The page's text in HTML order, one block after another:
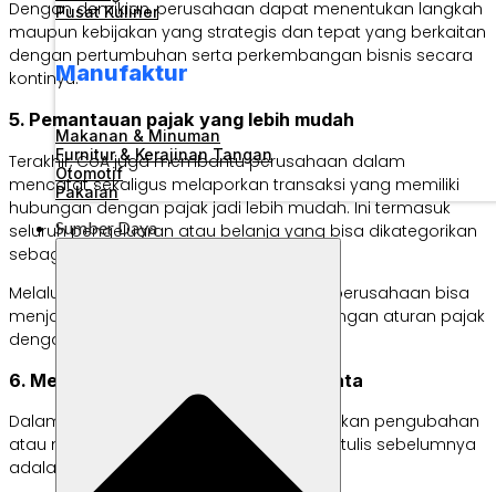
Pusat Kuliner
Manufaktur
Makanan & Minuman
Furnitur & Kerajinan Tangan
Otomotif
Pakaian
Sumber Daya
Dengan demikian, perusahaan dapat menentukan langkah
maupun kebijakan yang strategis dan tepat yang berkaitan
dengan pertumbuhan serta perkembangan bisnis secara
kontinyu.
5. Pemantauan pajak yang lebih mudah
Terakhir, CoA juga membantu perusahaan dalam
mencatat sekaligus melaporkan transaksi yang memiliki
hubungan dengan pajak jadi lebih mudah. Ini termasuk
seluruh pengeluaran atau belanja yang bisa dikategorikan
sebagai potongan pajak.
Melalui CoA yang tertata dan terstruktur, perusahaan bisa
menjamin bahwa mereka telah patuh dengan aturan pajak
dengan tepat.
6. Memudahkan dalam menyunting data
Dalam bidang akuntansi, aktivitas melakukan pengubahan
atau menyunting catatan yang pernah ditulis sebelumnya
adalah hal yang lumrah terjadi.